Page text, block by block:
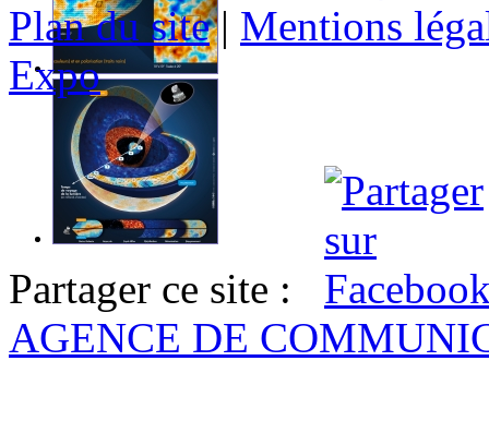
Plan du site| Mentions
Expo
Partager ce site :
AGENCE DE